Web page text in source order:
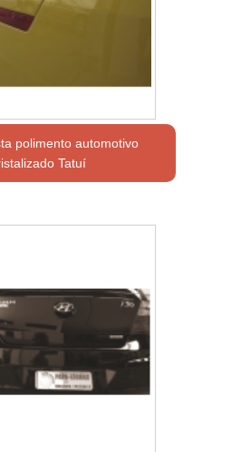
polimento automotivo
Tatuí